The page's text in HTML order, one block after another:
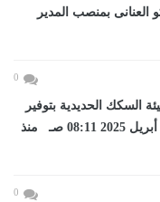
العنانى بمنصب المدير
0
السكك الحديدية بتوفير
أماكن في رحلات...اليوم الأربعاء، 2 أبريل 2025 08:11 صـ منذ
0